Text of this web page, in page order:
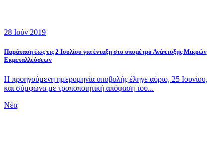
28 Ιούν 2019
Παράταση έως τις 2 Ιουλίου για ένταξη στο υπομέτρο Ανάπτυξης Μικρών
Εκμεταλλεύσεων
Η προηγούμενη ημερομηνία υποβολής έληγε αύριο, 25 Ιουνίου,
και σύμφωνα με τροποποιητική απόφαση του...
Νέα